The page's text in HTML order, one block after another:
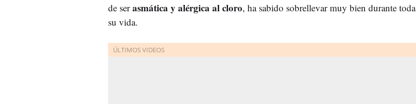
de serasmática y alérgica al cloro, ha sabido sobrellevar muy bien durante toda
su vida.